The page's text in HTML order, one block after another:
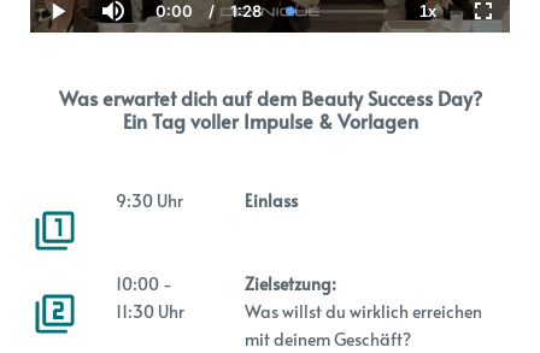
Play Mute
Current
Time
0:00 / Duration
1:28 Loaded:
0.00%
1xPlayback
Rate
Was erwartet dich auf dem Beauty Success Day?
Ein Tag voller Impulse & Vorlagen
9:30 Uhr Einlass
10:00 -
11:30 Uhr
Zielsetzung:
Was willst du wirklich erreichen
mit deinem Geschäft?